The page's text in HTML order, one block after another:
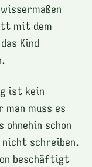
mit dem
Kind
ist kein
man muss es
schon
schreiben.
beschäftigt